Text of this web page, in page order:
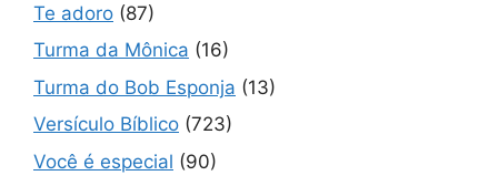
Te adoro (87)
Turma da Mônica (16)
Turma do Bob Esponja (13)
Versículo Bíblico (723)
Você é especial (90)